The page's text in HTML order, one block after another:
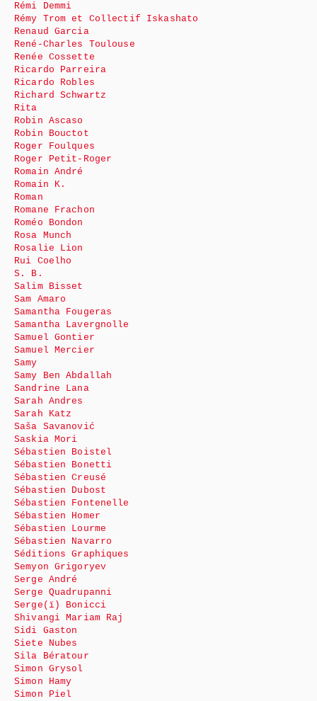
Rémi Demmi
Rémy Trom et Collectif Iskashato
Renaud Garcia
René-Charles Toulouse
Renée Cossette
Ricardo Parreira
Ricardo Robles
Richard Schwartz
Rita
Robin Ascaso
Robin Bouctot
Roger Foulques
Roger Petit-Roger
Romain André
Romain K.
Roman
Romane Frachon
Roméo Bondon
Rosa Munch
Rosalie Lion
Rui Coelho
S. B.
Salim Bisset
Sam Amaro
Samantha Fougeras
Samantha Lavergnolle
Samuel Gontier
Samuel Mercier
Samy
Samy Ben Abdallah
Sandrine Lana
Sarah Andres
Sarah Katz
Saša Savanović
Saskia Mori
Sébastien Boistel
Sébastien Bonetti
Sébastien Creusé
Sébastien Dubost
Sébastien Fontenelle
Sébastien Homer
Sébastien Lourme
Sébastien Navarro
Séditions Graphiques
Semyon Grigoryev
Serge André
Serge Quadrupanni
Serge(ï) Bonicci
Shivangi Mariam Raj
Sidi Gaston
Siete Nubes
Sila Bératour
Simon Grysol
Simon Hamy
Simon Piel